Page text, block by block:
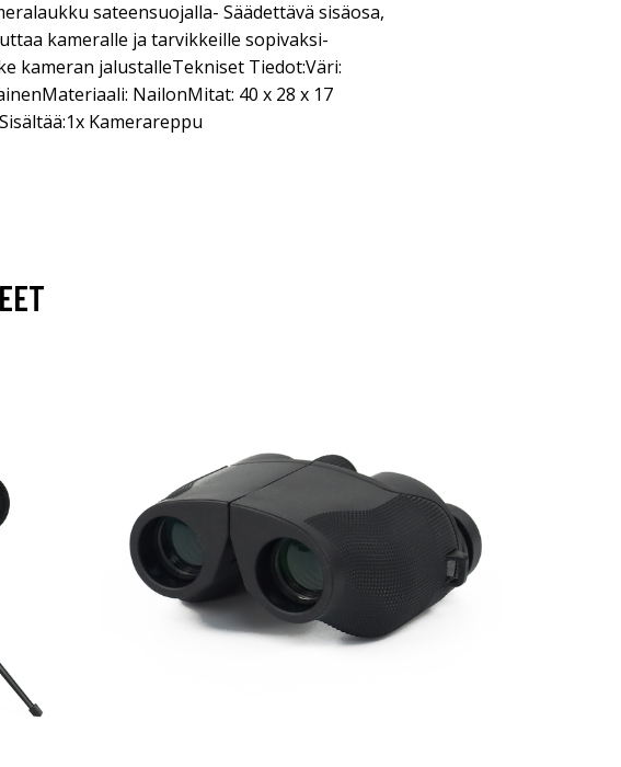
sateensuojalla- Säädettävä sisäosa,
kameralle ja tarvikkeille sopivaksi-
kameran jalustalleTekniset Tiedot:Väri:
NailonMitat: 40 x 28 x 17
Kamerareppu